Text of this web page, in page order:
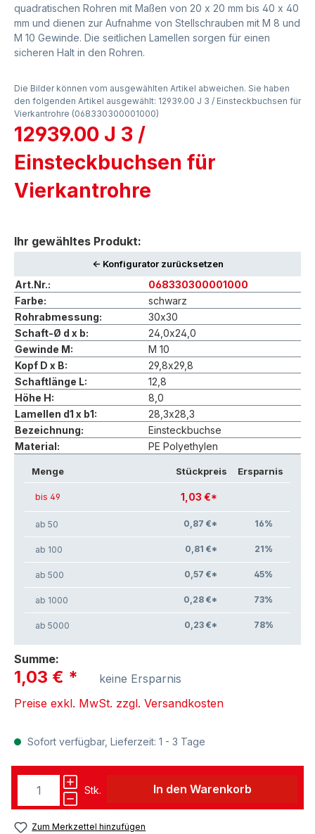
quadratischen Rohren mit Maßen von 20 x 20 mm bis 40 x 40
mm und dienen zur Aufnahme von Stellschrauben mit M 8 und
M 10 Gewinde. Die seitlichen Lamellen sorgen für einen
sicheren Halt in den Rohren.
Die Bilder können vom ausgewählten Artikel abweichen. Sie haben
den folgenden Artikel ausgewählt: 12939.00 J 3 / Einsteckbuchsen für
Vierkantrohre (068330300001000)
12939.00 J 3 /
Einsteckbuchsen für
Vierkantrohre
Ihr gewähltes Produkt:
<- Konfigurator zurücksetzen
Art.Nr.:
068330300001000
Farbe:
schwarz
Rohrabmessung:
30x30
Schaft-Ø d x b:
24,0x24,0
Gewinde M:
M 10
Kopf D x B:
29,8x29,8
Schaftlänge L:
12,8
Höhe H:
8,0
Lamellen d1 x b1:
28,3x28,3
Bezeichnung:
Einsteckbuchse
Material:
PE Polyethylen
Menge Stückpreis Ersparnis
bis 49 1,03 €*
ab 50 0,87 €* 16%
ab 100 0,81 €* 21%
ab 500 0,57 €* 45%
ab 1000 0,28 €* 73%
ab 5000 0,23 €* 78%
Summe:
1,03 € *
keine Ersparnis
Preise exkl. MwSt. zzgl. Versandkosten
Sofort verfügbar, Lieferzeit: 1 - 3 Tage
Stk. In den Warenkorb
Zum Merkzettel hinzufügen